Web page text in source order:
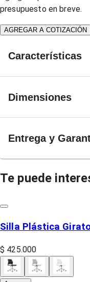
presupuesto en breve.
AGREGAR A COTIZACIÓN
Características
Dimensiones
Entrega y
Te puede
Silla Plástica
$ 425.000